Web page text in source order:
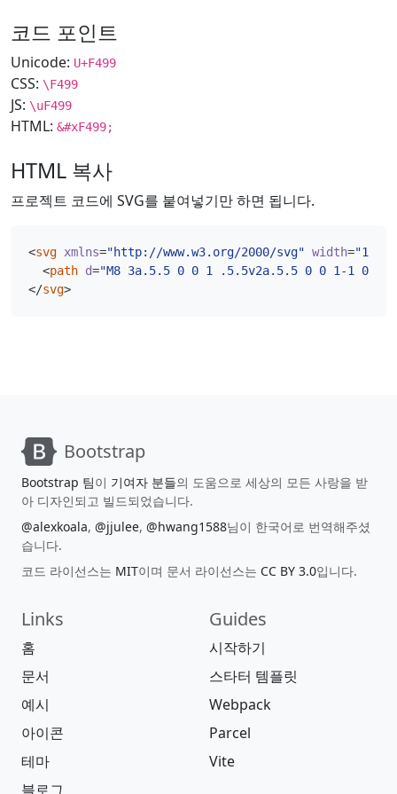
코드 포인트
Unicode: U+F499
CSS: \F499
JS: \uF499
HTML: &#xF499;
HTML 복사
프로젝트 코드에 SVG를 붙여넣기만 하면 됩니다.
<svg xmlns="http://www.w3.org/2000/svg" width="16"
<path d="M8 3a.5.5 0 0 1 .5.5v2a.5.5 0 0 1-1 0v-
</svg>
Bootstrap
Bootstrap 팀이 기여자 분들의 도움으로 세상의 모든 사랑을 받
아 디자인되고 빌드되었습니다.
@alexkoala, @jjulee, @hwang1588님이 한국어로 번역해주셨
습니다.
코드 라이선스는 MIT이며 문서 라이선스는 CC BY 3.0입니다.
Links
홈
문서
예시
아이콘
테마
블로그
Guides
시작하기
스타터 템플릿
Webpack
Parcel
Vite